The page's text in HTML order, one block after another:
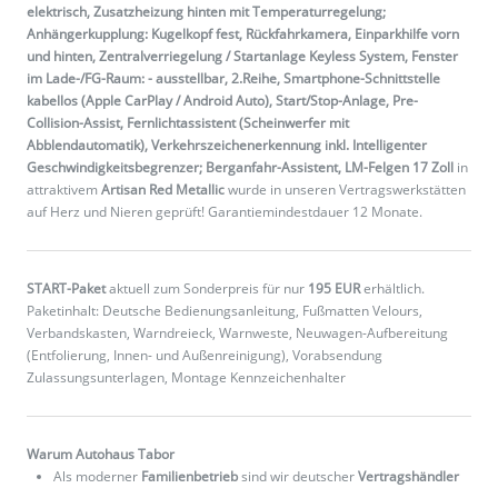
elektrisch, Zusatzheizung hinten mit Temperaturregelung;
Anhängerkupplung: Kugelkopf fest, Rückfahrkamera, Einparkhilfe vorn
und hinten, Zentralverriegelung / Startanlage Keyless System, Fenster
im Lade-/FG-Raum: - ausstellbar, 2.Reihe, Smartphone-Schnittstelle
kabellos (Apple CarPlay / Android Auto), Start/Stop-Anlage, Pre-
Collision-Assist, Fernlichtassistent (Scheinwerfer mit
Abblendautomatik), Verkehrszeichenerkennung inkl. Intelligenter
Geschwindigkeitsbegrenzer; Berganfahr-Assistent, LM-Felgen 17 Zoll in
attraktivemArtisan Red Metallicwurde in unseren Vertragswerkstätten
auf Herz und Nieren geprüft! Garantiemindestdauer 12 Monate.
START-Paketaktuell zum Sonderpreis für nur 195 EURerhältlich.
Paketinhalt: Deutsche Bedienungsanleitung, Fußmatten Velours,
Verbandskasten, Warndreieck, Warnweste, Neuwagen-Aufbereitung
(Entfolierung, Innen- und Außenreinigung), Vorabsendung
Zulassungsunterlagen, Montage Kennzeichenhalter
Warum Autohaus Tabor
Als moderner Familienbetriebsind wir deutscherVertragshändler